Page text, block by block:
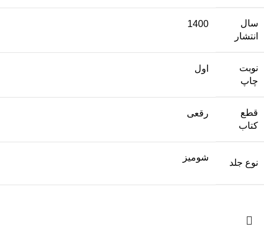
سال
انتشار
1400
نوبت
چاپ
اول
قطع
کتاب
رقعی
نوع جلد
شومیز